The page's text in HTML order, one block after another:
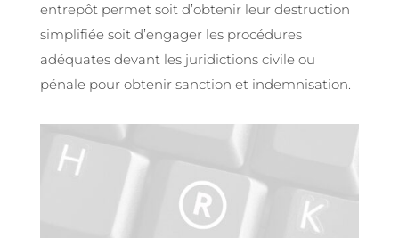
entrepôt permet soit d’obtenir leur destruction
simplifiée soit d’engager les procédures
adéquates devant les juridictions civile ou
pénale pour obtenir sanction et indemnisation.